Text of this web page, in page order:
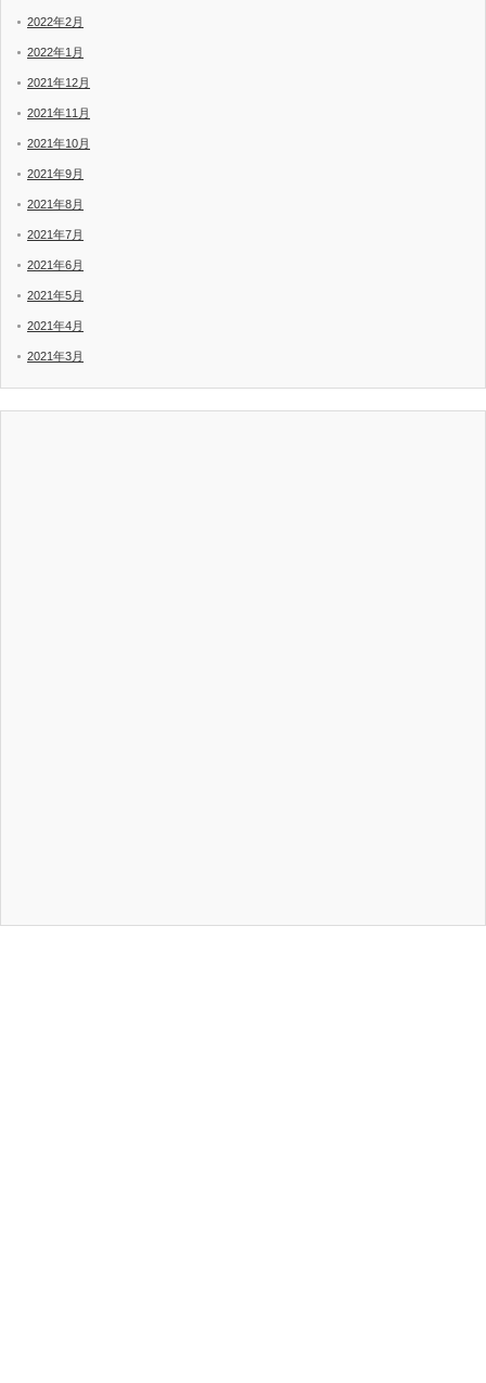
2022年2月
2022年1月
2021年12月
2021年11月
2021年10月
2021年9月
2021年8月
2021年7月
2021年6月
2021年5月
2021年4月
2021年3月